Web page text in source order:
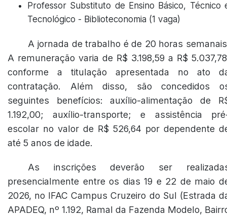
Professor Substituto de Ensino Básico, Técnico
Tecnológico - Biblioteconomia (1 vaga)
A jornada de trabalho é de 20 horas
A remuneração varia de R$ 3.198,59 a R$
conforme a titulação apresentada no ato
contratação. Além disso, são concedidos
seguintes benefícios: auxílio-alimentação de
1.192,00; auxílio-transporte; e assistência
escolar no valor de R$ 526,64 por dependente
até 5 anos de idade.
As inscrições deverão ser
presencialmente entre os dias 19 e 22 de maio
2026, no IFAC Campus Cruzeiro do Sul (Estrada
APADEQ, nº 1.192, Ramal da Fazenda Modelo,